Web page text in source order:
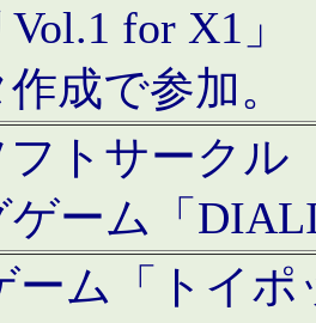
Vol.1 for X1」
成で参加。
フトサークル
ゲーム「
ーム「トイ